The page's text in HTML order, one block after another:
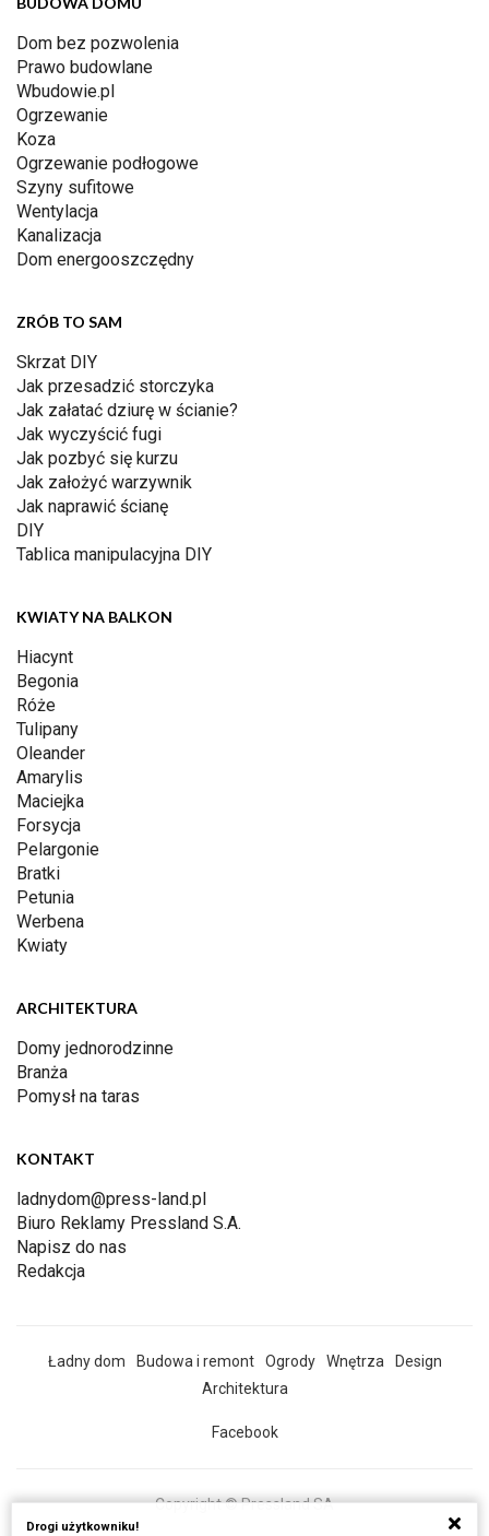
Dom bez pozwolenia
Prawo budowlane
Wbudowie.pl
Ogrzewanie
Koza
Ogrzewanie podłogowe
Szyny sufitowe
Wentylacja
Kanalizacja
Dom energooszczędny
ZRÓB TO SAM
Skrzat DIY
Jak przesadzić storczyka
Jak załatać dziurę w ścianie?
Jak wyczyścić fugi
Jak pozbyć się kurzu
Jak założyć warzywnik
Jak naprawić ścianę
DIY
Tablica manipulacyjna DIY
KWIATY NA BALKON
Hiacynt
Begonia
Róże
Tulipany
Oleander
Amarylis
Maciejka
Forsycja
Pelargonie
Bratki
Petunia
Werbena
Kwiaty
ARCHITEKTURA
Domy jednorodzinne
Branża
Pomysł na taras
KONTAKT
ladnydom@press-land.pl
Biuro Reklamy Pressland S.A.
Napisz do nas
Redakcja
Ładny dom Budowa i remont Ogrody Wnętrza
Design
Architektura
Facebook
Copyright © Pressland SA
Drogi użytkowniku!